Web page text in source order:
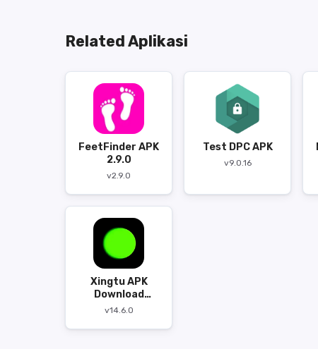
Related Aplikasi
FeetFinder APK
2.9.0
v2.9.0
Test DPC APK
v9.0.16
Xingtu APK
Download
v14.6.0
v14.6.0